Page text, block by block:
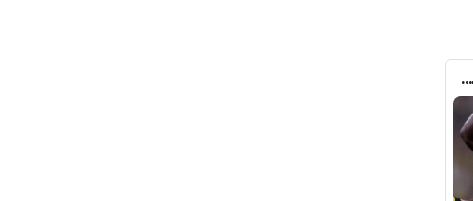
بعد هبوط الأخدود .. الاتحاد يستعيد نجومه المعارين !